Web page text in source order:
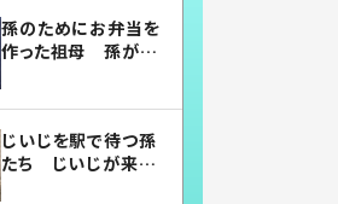
孫のためにお弁当を
作った祖母 孫が絶
じいじを駅で待つ孫
たち じいじが来た